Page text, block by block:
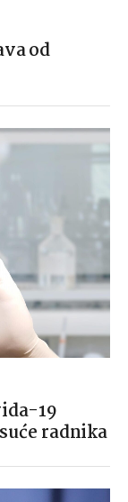
od
19
radnika